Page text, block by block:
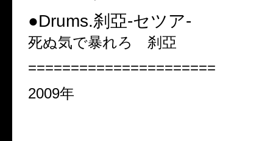
●Drums.刹亞‐セツア‐
死ぬ気で暴れろ 刹亞
======================
2009年